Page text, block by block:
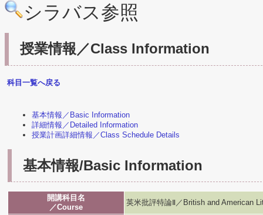
シラバス参照
授業情報／Class Information
科目一覧へ戻る
基本情報／Basic Information
詳細情報／Detailed Information
授業計画詳細情報／Class Schedule Details
基本情報/Basic Information
開講科目名
／Course
英米批評特論Ⅱ／British and American